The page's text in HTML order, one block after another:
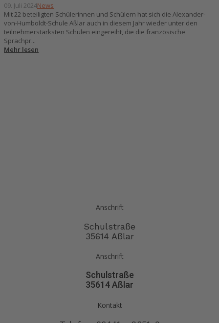
09. Juli 2024News
Mit 22 beteiligten Schülerinnen und Schülern hat sich die Alexander-
von-Humboldt-Schule Aßlar auch in diesem Jahr wieder unter den
teilnehmerstärksten Schulen eingereiht, die die französische
Sprachpr...
Mehr lesen
Anschrift
Schulstraße
35614 Aßlar
Anschrift
Schulstraße
35614 Aßlar
Kontakt